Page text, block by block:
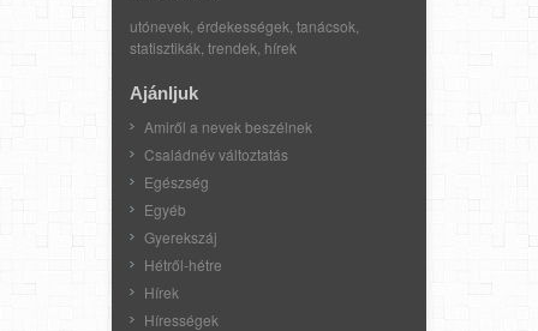
utónevek, érdekességek, tanácsok,
statisztikák, trendek, hírek
Ajánljuk
Amiről a nevek beszélnek
Családnév változtatás
Egészség
Egyéb
Gyerekszáj
Hétről-hétre
Hírek
Hírességek